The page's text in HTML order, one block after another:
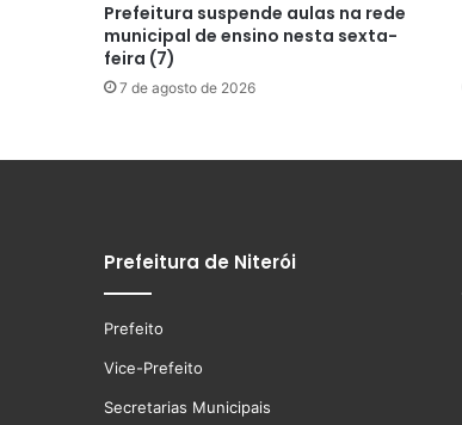
Prefeitura suspende aulas na rede
municipal de ensino nesta sexta-
feira (7)
7 de agosto de 2026
Prefeitura de Niterói
Prefeito
Vice-Prefeito
Secretarias Municipais